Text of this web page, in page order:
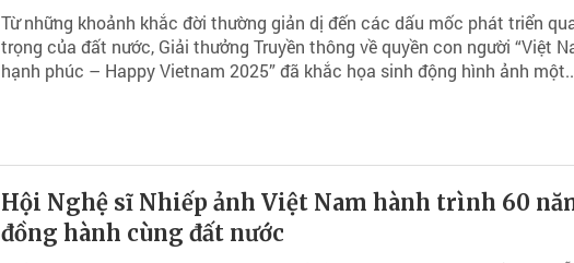
Từ những khoảnh khắc đời thường giản dị đến các dấu mốc phát triển
trọng của đất nước, Giải thưởng Truyền thông về quyền con người “Việt
hạnh phúc – Happy Vietnam 2025” đã khắc họa sinh động hình ảnh
Hội Nghệ sĩ Nhiếp ảnh Việt Nam hành trình 60
đồng hành cùng đất nước